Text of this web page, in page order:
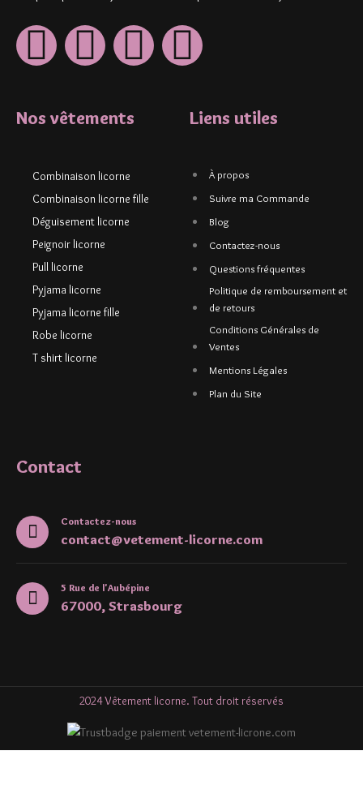
Nos vêtements
Combinaison licorne
Combinaison licorne fille
Déguisement licorne
Peignoir licorne
Pull licorne
Pyjama licorne
Pyjama licorne fille
Robe licorne
T shirt licorne
Liens utiles
À propos
Suivre ma Commande
Blog
Contactez-nous
Questions fréquentes
Politique de remboursement et
de retours
Conditions Générales de
Ventes
Mentions Légales
Plan du Site
Contact
Contactez-nous
contact@vetement-licorne.com
5 Rue de l'Aubépine
67000, Strasbourg
2024 Vêtement licorne. Tout droit réservés